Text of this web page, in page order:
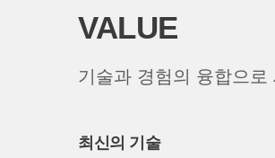
VALUE
기술과 경험의 융합으
최신의 기술